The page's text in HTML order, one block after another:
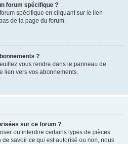
forum spécifique ?
spécifique en cliquant sur le lien
de la page du forum.
?
vous rendre dans le panneau de
lien vers vos abonnements.
sur ce forum ?
ou interdire certains types de pièces
de savoir ce qui est autorisé ou non, nous